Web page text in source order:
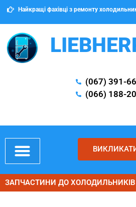
Найкращі фахівці з ремонту
(067) 391-
(066) 188-
ЗАПЧАСТИНИ ДО ХОЛОДИЛЬНИКІВ